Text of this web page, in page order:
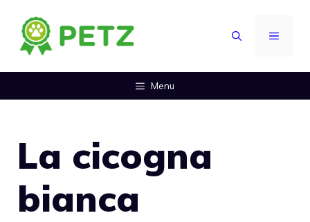
contenuto
MENU
Menu
La cicogna
bianca